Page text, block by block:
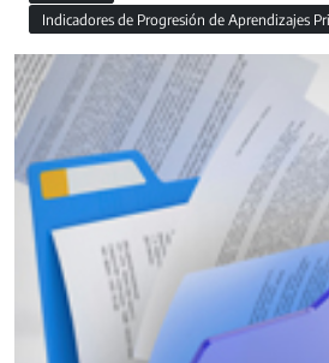
Indicadores de Progresión de Aprendizajes